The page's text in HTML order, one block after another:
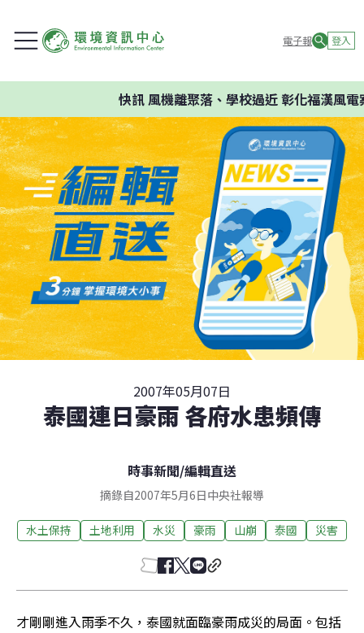
電子報 登入
快訊風機離聚落、學校過近 彰化福漢風電
2007年05月07日
泰國連日豪雨 各府水患頻傳
時事新聞/編輯直送
摘錄自2007年5月6日中央社報導
水土保持 土地利用 水災 豪雨 山崩 泰國 災害
才剛剛進入雨季不久，泰國就面臨豪雨成災的局面。包括